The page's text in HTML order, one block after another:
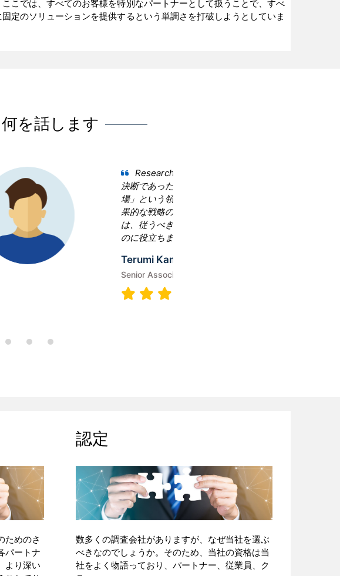
こでは、すべてのお客様を特別なパートナーとして扱うことで、すべ
定のソリューションを提供するという単調さを打破しようとしていま
を話します
とって最良の
「真空ポンプ市
かし、当社は効
Nester
ナビゲートする
ためのさ
パートナ
より深い
認定
数多くの調査会社がありますが、なぜ当社を選ぶ
べきなのでしょうか。そのため、当社の資格は当
社をよく物語っており、パートナー、従業員、ク